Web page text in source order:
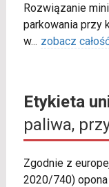
Rozwiązanie
parkowania przy
w... zobacz
Etykieta
paliwa,
Zgodnie z
2020/740) opona